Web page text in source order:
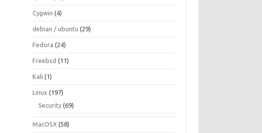
Cygwin (4)
debian / ubuntu (29)
Fedora (24)
Freebsd (11)
Kali (1)
Linux (197)
Security (69)
MacOSX (58)